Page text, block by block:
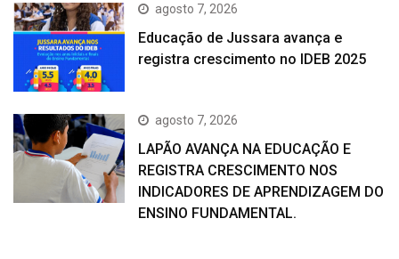
agosto 7, 2026
Educação de Jussara avança e
registra crescimento no IDEB 2025
agosto 7, 2026
LAPÃO AVANÇA NA EDUCAÇÃO E
REGISTRA CRESCIMENTO NOS
INDICADORES DE APRENDIZAGEM DO
ENSINO FUNDAMENTAL.